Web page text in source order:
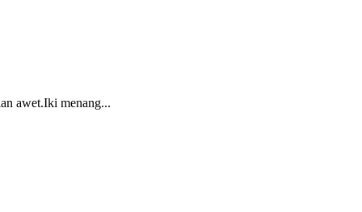
awet.Iki menang...